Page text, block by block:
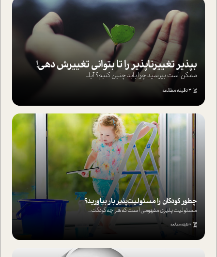
بپذير تغييرناپذير را تا بتواني تغييرش دهي!‏
ممکن است بپرسيد چرا بايد چنين کنيم؟ آيا...
3 دقیقه مطالعه
چطور کودکان را مسئولیت‌پذیر بار بیاورید؟
مسئولیت پذیری مفهومی ا ست که هر چه کودکت...
4 دقیقه مطالعه